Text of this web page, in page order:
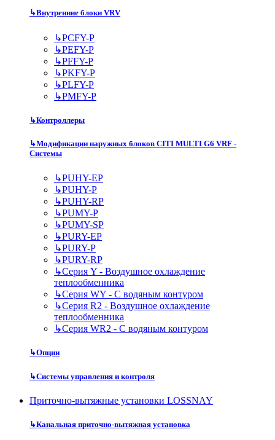
↳Внутренние блоки VRV
↳PCFY-P
↳PEFY-P
↳PFFY-P
↳PKFY-P
↳PLFY-P
↳PMFY-P
↳Контроллеры
↳Модификации наружных блоков CITI MULTI G6 VRF -
Системы
↳PUHY-EP
↳PUHY-P
↳PUHY-RP
↳PUMY-P
↳PUMY-SP
↳PURY-EP
↳PURY-P
↳PURY-RP
↳Серия Y - Воздушное охлаждение
теплообменника
↳Серия WY - С водяным контуром
↳Серия R2 - Воздушное охлаждение
теплообменника
↳Серия WR2 - С водяным контуром
↳Опции
↳Системы управления и контроля
Приточно-вытяжные установки LOSSNAY
↳Канальная приточно-вытяжная установка